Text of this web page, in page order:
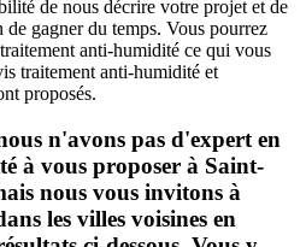
de nous décrire votre projet et de
gagner du temps. Vous pourrez
anti-humidité ce qui vous
traitement anti-humidité et
proposés.
n'avons pas d'expert en
à vous proposer à Saint-
nous vous invitons à
les villes voisines en